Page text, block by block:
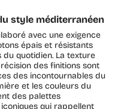
style méditerranéen
avec une exigence
épais et résistants
quotidien. La texture
des finitions sont
des incontournables du
et les couleurs du
des palettes
qui rappellent